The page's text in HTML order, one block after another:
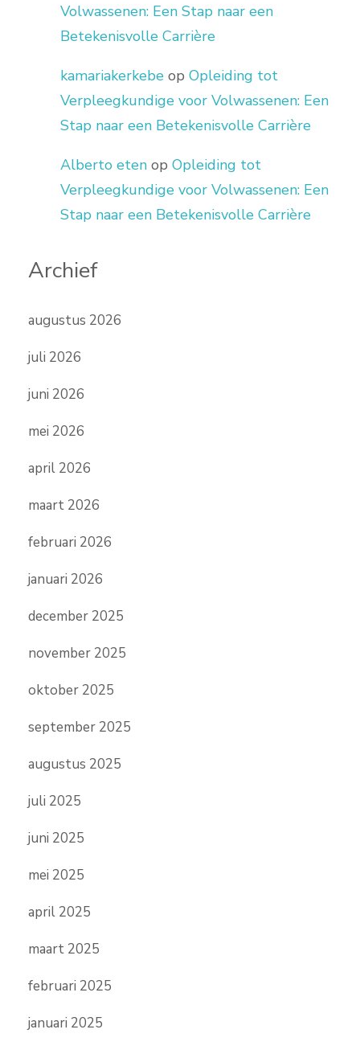
Volwassenen: Een Stap naar een
Betekenisvolle Carrière
kamariakerkebe op Opleiding tot
Verpleegkundige voor Volwassenen: Een
Stap naar een Betekenisvolle Carrière
Alberto eten op Opleiding tot
Verpleegkundige voor Volwassenen: Een
Stap naar een Betekenisvolle Carrière
Archief
augustus 2026
juli 2026
juni 2026
mei 2026
april 2026
maart 2026
februari 2026
januari 2026
december 2025
november 2025
oktober 2025
september 2025
augustus 2025
juli 2025
juni 2025
mei 2025
april 2025
maart 2025
februari 2025
januari 2025